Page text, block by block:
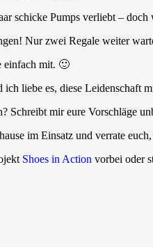
schicke Pumps verliebt –
Nur zwei Regale weiter
einfach mit. 🙂
liebe es, diese Leidenschaft
Schreibt mir eure Vorschläge
im Einsatz und verrate
Shoes in Action vorbei oder